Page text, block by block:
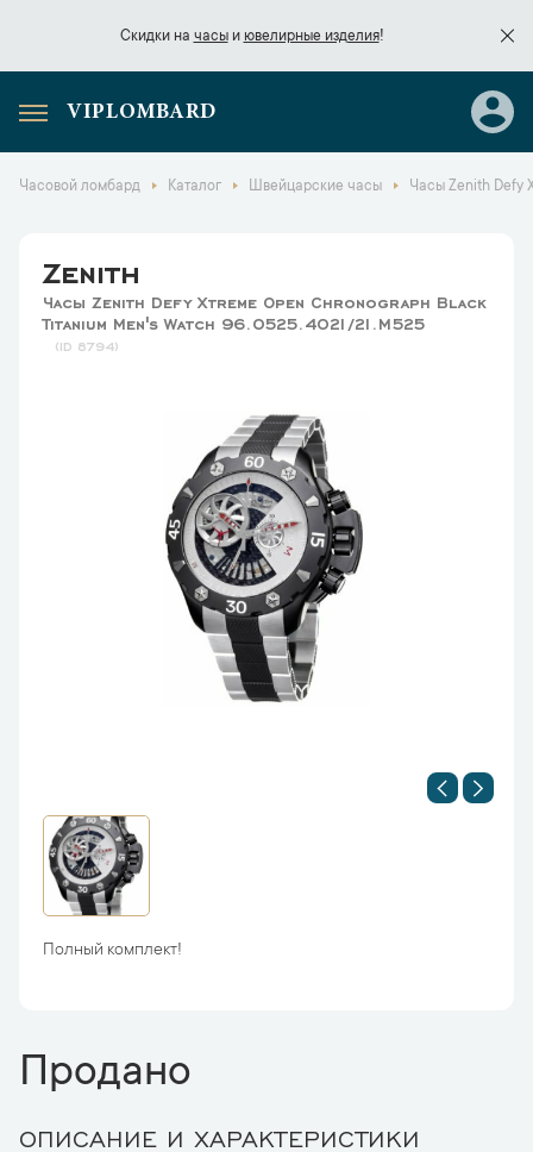
Скидки на часыи ювелирные изделия!
Скидки начасы
VIPLOMBARD
Часовой ломбард Каталог Швейцарские часы Часы Zenith Defy
Zenith
Часы Zenith Defy Xtreme Open Chronograph Black
Titanium Men's Watch 96.0525.4021/21.M525
8794
Полный комплект!
Продано
ОПИСАНИЕ И ХАРАКТЕРИСТИКИ